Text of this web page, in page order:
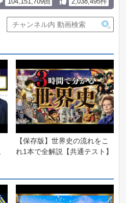
【保存版】世界史の流れをこ
れ1本で全解説【共通テスト】